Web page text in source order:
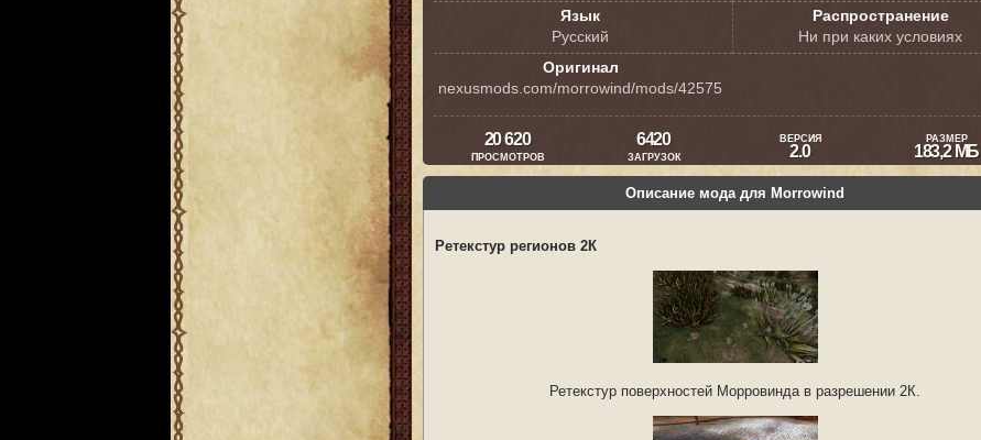
Язык
Русский
Распространение
Ни при каких условиях
Оригинал
nexusmods.com/morrowind/mods/42575
20 620
ПРОСМОТРОВ
6420
ЗАГРУЗОК
ВЕРСИЯ
2.0
РАЗМЕР
183,2 МБ
Описание мода для Morrowind
Ретекстур регионов 2К
Ретекстур поверхностей Морровинда в разрешении 2К.